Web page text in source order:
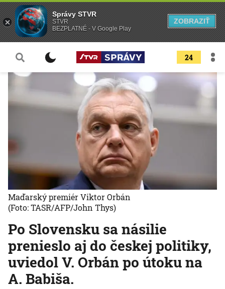
24
Po Slovensku sa násilie
prenieslo aj do českej politiky,
uviedol V. Orbán po útoku na
A. Babiša.
Maďarský premiér Viktor Orbán
(Foto: TASR/AFP/John Thys)
Správy STVR
STVR
BEZPLATNÉ - V Google Play
ZOBRAZIŤ